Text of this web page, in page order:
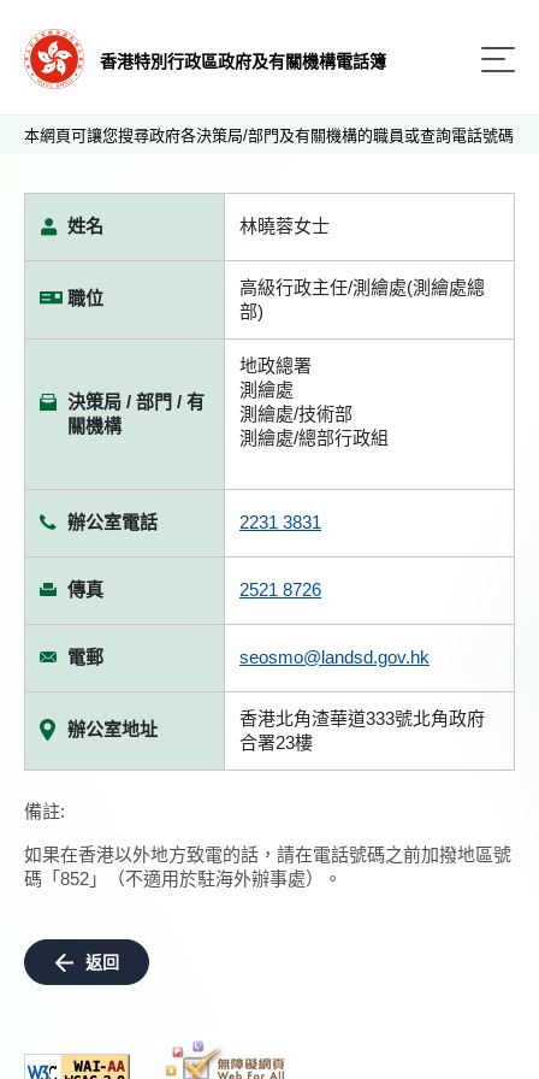
香港特別行政區政府及有關機構電話簿
本網頁可讓您搜尋政府各決策局/部門及有關機構的職員或查詢電話號碼
姓名 林曉蓉女士
職位
高級行政主任/測繪處(測繪處總
部)
決策局 / 部門 / 有
關機構
地政總署
測繪處
測繪處/技術部
測繪處/總部行政組
辦公室電話 2231 3831
傳真 2521 8726
電郵 seosmo@landsd.gov.hk
辦公室地址
香港北角渣華道333號北角政府
合署23樓
備註:
如果在香港以外地方致電的話，請在電話號碼之前加撥地區號
碼「852」（不適用於駐海外辦事處）。
返回